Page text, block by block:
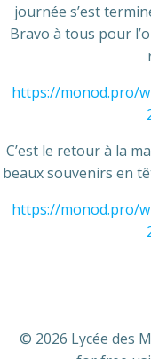
journée s’est
Bravo à tous pour
https://monod.pro/
C’est le retour à la
beaux souvenirs en
https://monod.pro/
© 2026 Lycée des